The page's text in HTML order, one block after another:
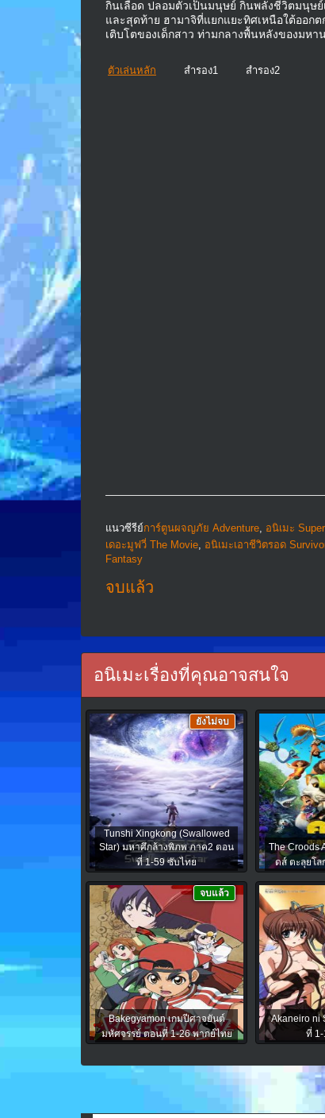
กินเลือด ปลอมตัวเป็นมนุษย์ กินพลังชีวิตมนุษย์
และสุดท้าย ฮามาจิที่แยกแยะทิศเหนือใต้ออก
เติบโตของเด็กสาว ท่ามกลางพื้นหลังของมห
ตัวเล่นหลัก สำรอง1 สำรอง2
แนวซีรีย์การ์ตูนผจญภัย Adventure, อนิเมะ
เดอะมูฟวี่ The Movie, อนิเมะเอาชีวิตรอด
Fantasy
จบแล้ว
อนิเมะเรื่องที่คุณอาจสนใจ
Tunshi Xingkong (Swallowed
Star) มหาศึกล้างพิภพ ภาค2 ตอน
ที่ 1-59 ซับไทย
ยังไม่จบ
The Croods
ดส์ ตะลุยโล
Bakegyamon เกมปีศาจยันต์
มหัศจรรย์ ตอนที่ 1-26 พากย์ไทย
จบแล้ว
Akaneiro ni
ที่